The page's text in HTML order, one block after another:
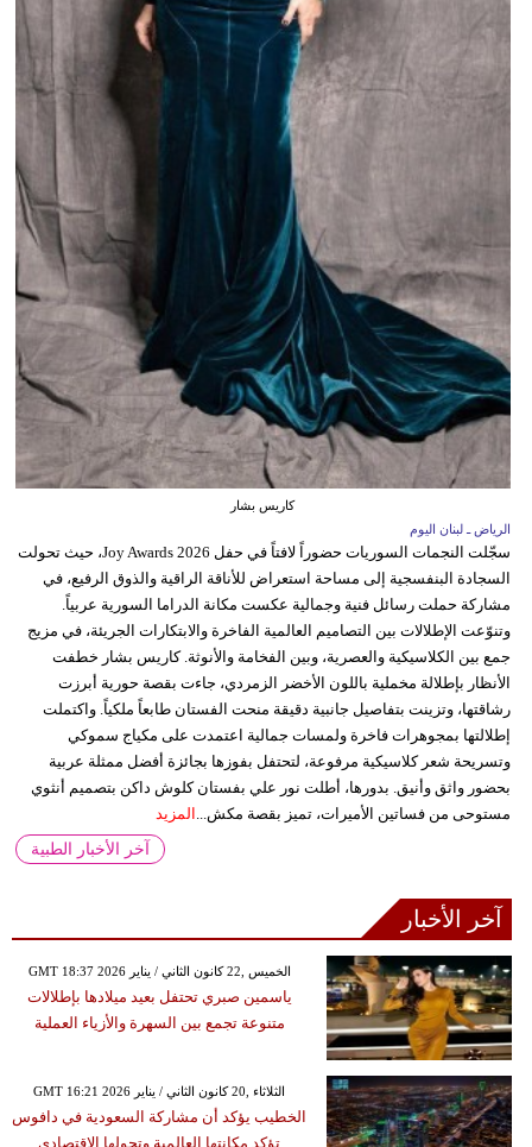
كاريس بشار
الرياض ـ لبنان اليوم
سجّلت النجمات السوريات حضوراً لافتاً في حفل Joy Awards 2026، حيث تحولت
السجادة البنفسجية إلى مساحة استعراض للأناقة الراقية والذوق الرفيع، في
مشاركة حملت رسائل فنية وجمالية عكست مكانة الدراما السورية عربياً.
وتنوّعت الإطلالات بين التصاميم العالمية الفاخرة والابتكارات الجريئة، في مزيج
جمع بين الكلاسيكية والعصرية، وبين الفخامة والأنوثة. كاريس بشار خطفت
الأنظار بإطلالة مخملية باللون الأخضر الزمردي، جاءت بقصة حورية أبرزت
رشاقتها، وتزينت بتفاصيل جانبية دقيقة منحت الفستان طابعاً ملكياً. واكتملت
إطلالتها بمجوهرات فاخرة ولمسات جمالية اعتمدت على مكياج سموكي
وتسريحة شعر كلاسيكية مرفوعة، لتحتفل بفوزها بجائزة أفضل ممثلة عربية
بحضور واثق وأنيق. بدورها، أطلت نور علي بفستان كلوش داكن بتصميم أنثوي
مستوحى من فساتين الأميرات، تميز بقصة مكش... المزيد
آخر الأخبار الطبية
آخر الأخبار
GMT 18:37 2026 الخميس ,22 كانون الثاني / يناير
ياسمين صبري تحتفل بعيد ميلادها بإطلالات
متنوعة تجمع بين السهرة والأزياء العملية
GMT 16:21 2026 الثلاثاء ,20 كانون الثاني / يناير
الخطيب يؤكد أن مشاركة السعودية في دافوس
تؤكد مكانتها العالمية وتحولها الاقتصادي